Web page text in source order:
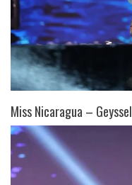
Miss Nicaragua –